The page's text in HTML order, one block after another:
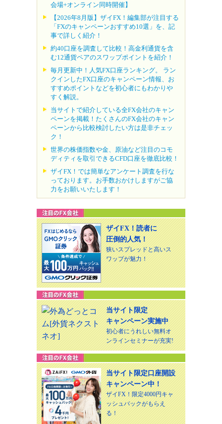
会場+オンライン同時開催】
【2026年8月版】ザイFX！編集部が注目する
「FXのキャンペーンおすすめ10選」を、記
事で詳しく紹介！
約40口座を調査して比較！高金利通貨を含
む12通貨ペアのスワップポイントを紹介！
毎月更新中！人気FX口座ランキング。 ラン
クインしたFX口座のキャンペーン情報、お
すすめポイントなどを初心者にもわかりや
すく解説。
当サイトで紹介している全FX会社のキャン
ペーンを掲載！たくさんのFX会社のキャン
ペーンから比較検討したい方は是非チェッ
ク！
世界の株価指数や金、原油など注目のコモ
ディティを取引できるCFD口座を徹底比較！
ザイFX！では簡単なアンケート調査を行な
っております。お手数おかけしますがご協
力をお願いいたします！
ザイFX！読者に
圧倒的人気！
狭いスプレッドと高いス
ワップが魅力！
当サイト限定
キャンペーン実施中
初心者にうれしい無料オ
ンラインセミナーが充実!
当サイト限定口座開設
キャンペーン中！
ザイFX！限定4000円キャ
ッシュバックがもらえ
る！